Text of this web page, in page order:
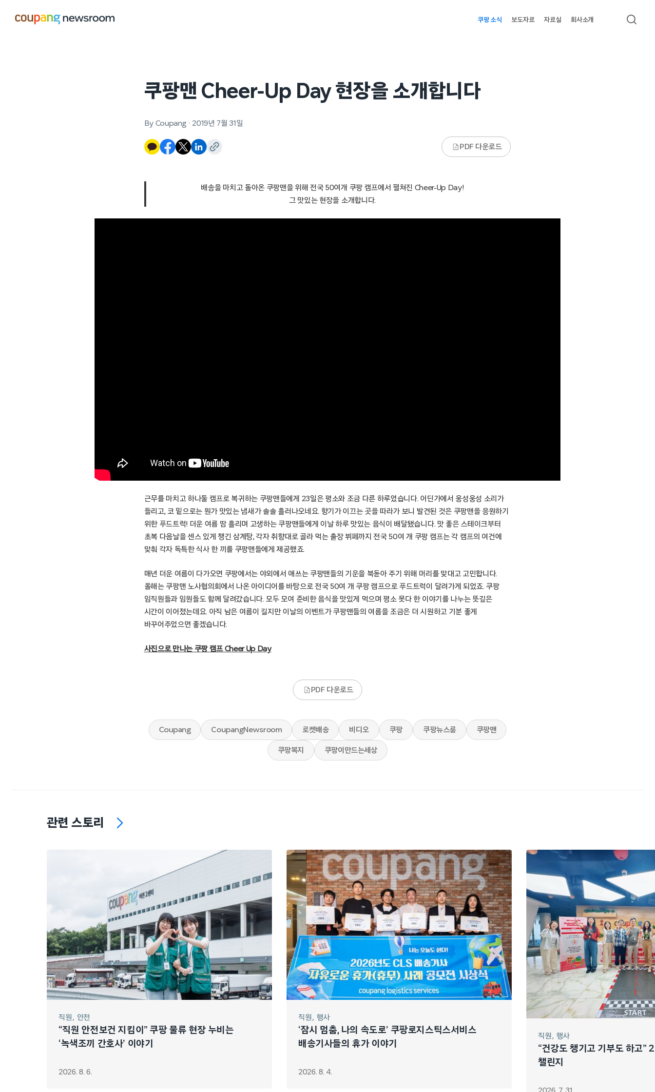
쿠팡 소식 보도자료 자료실 회사소개 검색
쿠팡맨 Cheer-Up Day 현장을 소개합니다
By Coupang · 2019년 7월 31일
PDF 다운로드
배송을 마치고 돌아온 쿠팡맨을 위해 전국 50여개 쿠팡 캠프에서 펼쳐진 Cheer-Up Day!
그 맛있는 현장을 소개합니다.
근무를 마치고 하나둘 캠프로 복귀하는 쿠팡맨들에게 23일은 평소와 조금 다른 하루였습니다. 어딘가에서 웅성웅성 소리가
들리고, 코 밑으로는 뭔가 맛있는 냄새가 솔솔 흘러나오네요. 향기가 이끄는 곳을 따라가 보니 발견된 것은 쿠팡맨을 응원하기
위한 푸드트럭! 더운 여름 땀 흘리며 고생하는 쿠팡맨들에게 이날 하루 맛있는 음식이 배달됐습니다. 맛 좋은 스테이크부터
초복 다음날을 센스 있게 챙긴 삼계탕, 각자 취향대로 골라 먹는 출장 뷔페까지 전국 50여 개 쿠팡 캠프는 각 캠프의 여건에
맞춰 각자 독특한 식사 한 끼를 쿠팡맨들에게 제공했죠.
매년 더운 여름이 다가오면 쿠팡에서는 야외에서 애쓰는 쿠팡맨들의 기운을 북돋아 주기 위해 머리를 맞대고 고민합니다.
올해는 쿠팡맨 노사협의회에서 나온 아이디어를 바탕으로 전국 50여 개 쿠팡 캠프으로 푸드트럭이 달려가게 되었죠. 쿠팡
임직원들과 임원들도 함께 달려갔습니다. 모두 모여 준비한 음식을 맛있게 먹으며 평소 못다 한 이야기를 나누는 뜻깊은
시간이 이어졌는데요. 아직 남은 여름이 길지만 이날의 이벤트가 쿠팡맨들의 여름을 조금은 더 시원하고 기분 좋게
바꾸어주었으면 좋겠습니다.
사진으로 만나는 쿠팡 캠프 Cheer Up Day
PDF 다운로드
Coupang CoupangNewsroom 로켓배송 비디오 쿠팡 쿠팡뉴스룸 쿠팡맨
쿠팡복지 쿠팡이만드는세상
관련 스토리
직원 안전
“직원 안전보건 지킴이” 쿠팡 물류 현장 누비는
‘녹색조끼 간호사’ 이야기
2026. 8. 6.
직원 행사
‘잠시 멈춤, 나의 속도로’ 쿠팡로지스틱스서비스
배송기사들의 휴가 이야기
2026. 8. 4.
직원 행사
“건강도 챙기고 기부도 하고”
챌린지